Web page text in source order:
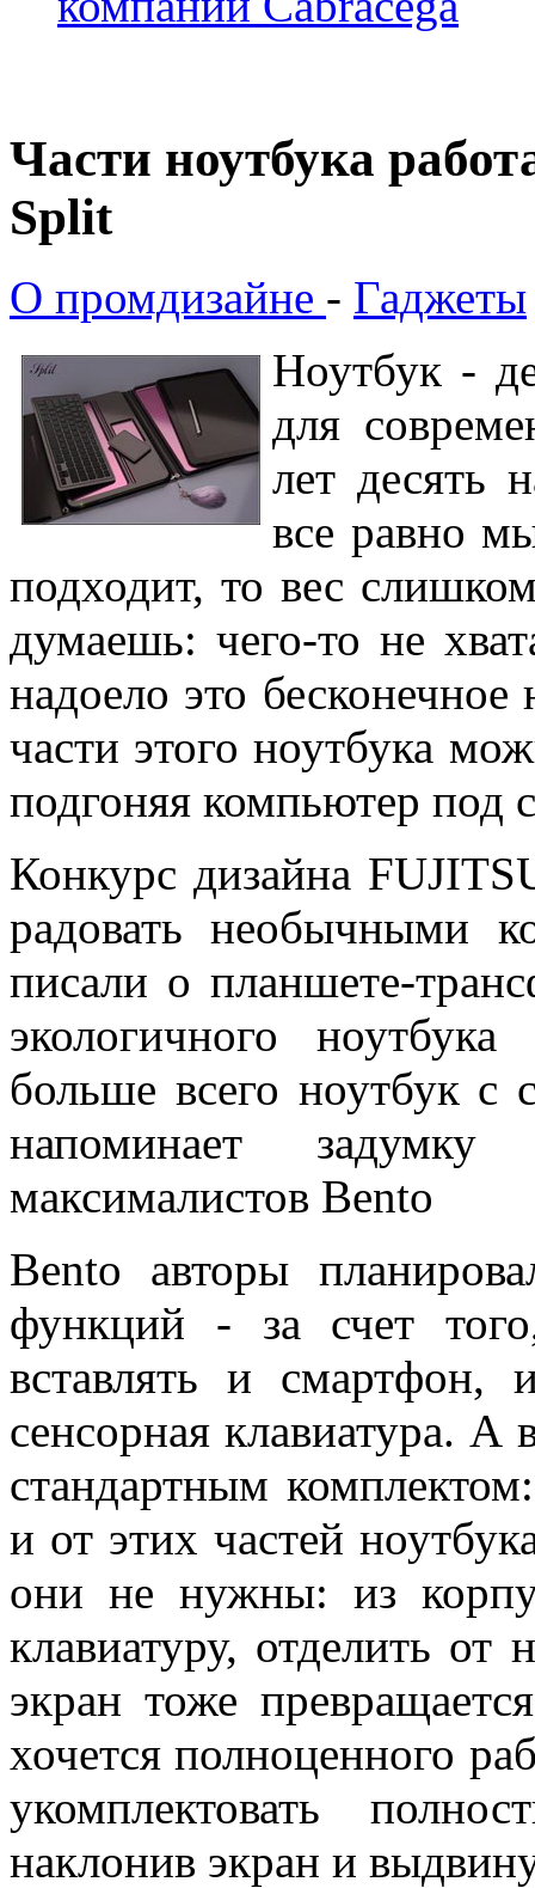
Части ноутбука
Split
О промдизайне - Гаджеты
Ноутбук -
для
лет десять
все равно
подходит, то вес
думаешь: чего-то не
надоело это
части этого ноутбука
подгоняя компьютер под
Конкурс дизайна
радовать необычными
писали о планшете-
экологичного
больше всего ноутбук с
напоминает
максималистов Bento
Bento авторы
функций - за счет
вставлять и
сенсорная клавиатура. А
стандартным
и от этих частей
они не нужны: из
клавиатуру, отделить
экран тоже
хочется полноценного
укомплектовать
наклонив экран и